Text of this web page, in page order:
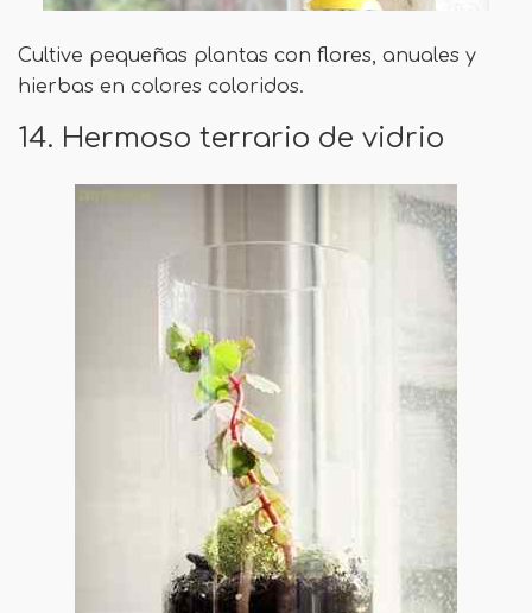
Cultive pequeñas plantas con flores, anuales y
hierbas en colores coloridos.
14. Hermoso terrario de vidrio